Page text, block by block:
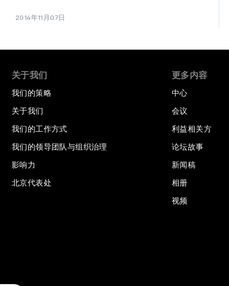
2014年11月07日
关于我们
我们的策略
关于我们
我们的工作方式
我们的领导团队与组织治理
影响力
北京代表处
更多内容
中心
会议
利益相关方
论坛故事
新闻稿
相册
视频